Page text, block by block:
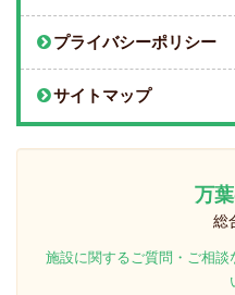
プライバシーポリシー
サイトマップ
万
総
施設に関するご質問・ご相談